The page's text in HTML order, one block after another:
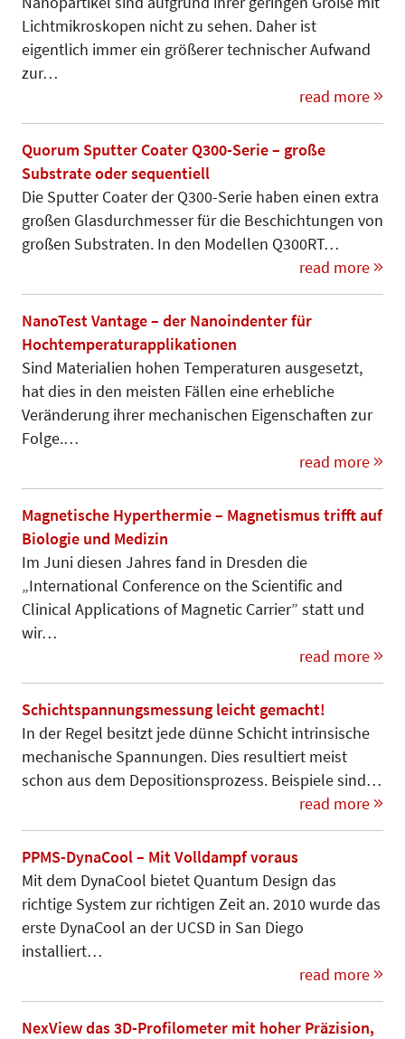
Lichtmikroskopen nicht zu sehen. Daher ist
eigentlich immer ein größerer technischer Auf­wand
zur…
read more
Quorum Sputter Coater Q300-Serie – große
Substrate oder sequentiell
Die Sputter Coater der Q300-Serie haben einen extra
großen Glas­durch­messer für die Beschich­tun­gen von
gro­ßen Substraten. In den Mo­del­len Q300RT…
read more
NanoTest Vantage – der Nanoindenter für
Hochtemperaturapplikationen
Sind Materialien hohen Temperaturen ausgesetzt,
hat dies in den meisten Fällen eine erhebliche
Veränderung ihrer mechanischen Eigenschaften zur
Folge.…
read more
Magnetische Hyperthermie – Magnetismus trifft auf
Biologie und Medizin
Im Juni diesen Jahres fand in Dresden die
„International Conference on the Scientific and
Clinical Applications of Magnetic Carrier” statt und
wir…
read more
Schichtspannungsmessung leicht gemacht!
In der Regel besitzt jede dünne Schicht intrinsische
mechanische Spannungen. Dies resultiert meist
schon aus dem Depositionsprozess. Beispiele sind…
read more
PPMS-DynaCool – Mit Volldampf voraus
Mit dem DynaCool bietet Quantum Design das
richtige System zur richtigen Zeit an. 2010 wurde das
erste DynaCool an der UCSD in San Diego
installiert…
read more
NexView das 3D-Profilometer mit hoher Präzision,